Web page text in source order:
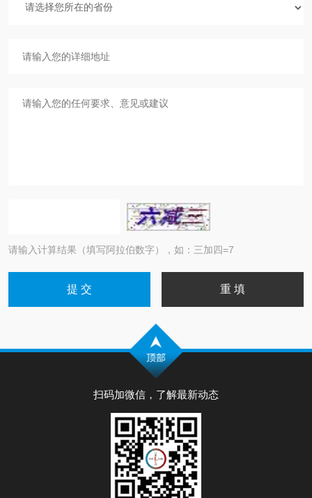
请输入计算结果（填写阿拉伯数字），如：三加四=7
扫码加微信，了解最新动态